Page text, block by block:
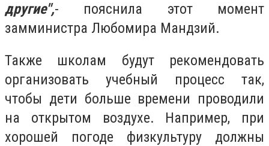
другие",- пояснила этот момент
замминистра Любомира Мандзий.
Также школам будут рекомендовать
организовать учебный процесс так,
чтобы дети больше времени проводили
на открытом воздухе. Например, при
хорошей погоде физкультуру должны